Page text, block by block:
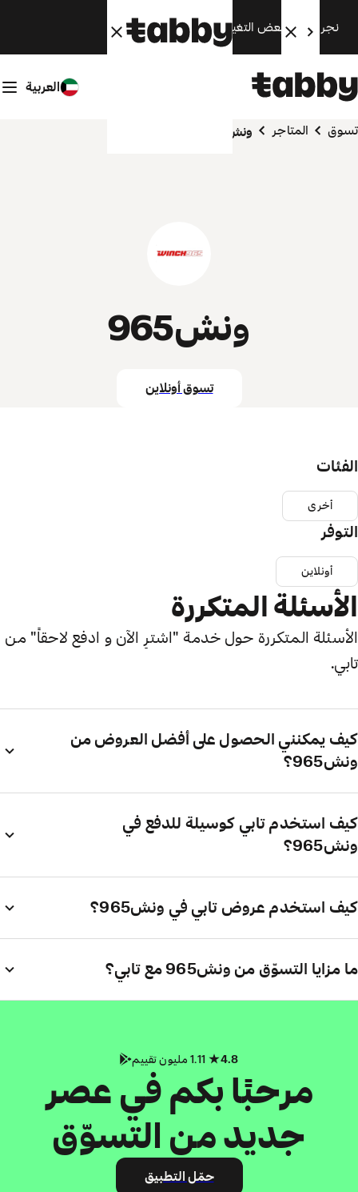
نجري الآن بعض التغييرات. سنعود قريبًا.
العربية
تسوق المتاجر ونش965
ونش965
تسوق أونلاين
الفئات
أخرى
التوفر
أونلاين
الأسئلة المتكررة
الأسئلة المتكررة حول خدمة "اشترِ الآن و ادفع لاحقاً" من
تابي.
كيف يمكنني الحصول على أفضل العروض من
ونش965؟
كيف استخدم تابي كوسيلة للدفع في
ونش965؟
كيف استخدم عروض تابي في ونش965؟
ما مزايا التسوّق من ونش965 مع تابي؟
4.8
مرحبًا بكم في عصر
جديد من التسوّق
حمّل التطبيق